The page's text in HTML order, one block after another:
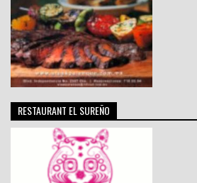
RESTAURANT EL SUREÑO